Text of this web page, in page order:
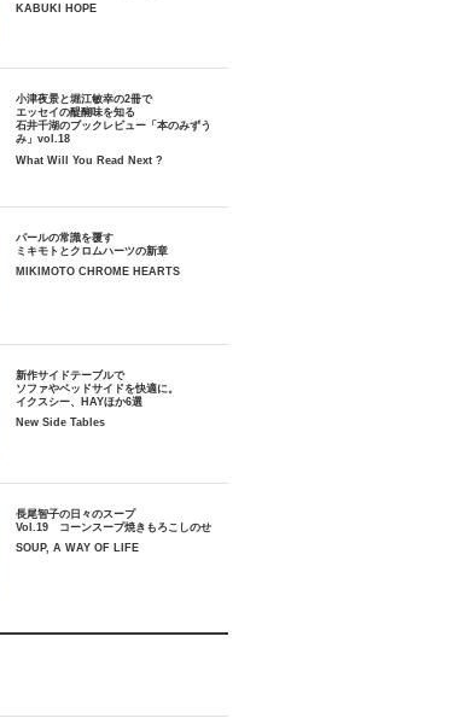
KABUKI HOPE
小津夜景と堀江敏幸の2冊で
エッセイの醍醐味を知る
石井千湖のブックレビュー「本のみずう
み」vol.18
What Will You Read Next ?
パールの常識を覆す
ミキモトとクロムハーツの新章
MIKIMOTO CHROME HEARTS
新作サイドテーブルで
ソファやベッドサイドを快適に。
イクスシー、HAYほか6選
New Side Tables
長尾智子の日々のスープ
Vol.19 コーンスープ焼きもろこしのせ
SOUP, A WAY OF LIFE